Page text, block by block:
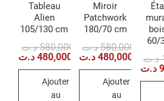
Tableau
Alien
105/130 cm
580,000 د.ت
Le
prix
initial
était :
580,000 د.ت.
480,000 د.ت
Le
prix
actuel
est :
480,000 د.ت.
Ajouter
au
Miroir
Patchwork
180/70 cm
580,000 د.ت
initial
était :
480,000 د.ت
actuel
est :
Ajouter
au
60/
د.ت
د.ت